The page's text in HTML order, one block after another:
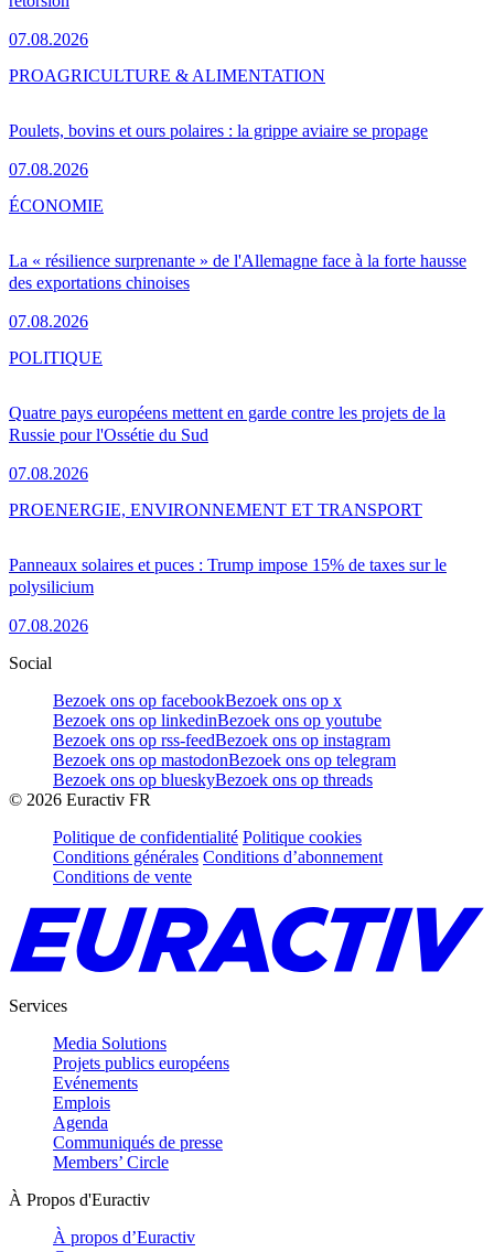
07.08.2026
Poulets, bovins et ours polaires : la grippe aviaire se propage
07.08.2026
PROAGRICULTURE & ALIMENTATION
La « résilience surprenante » de l'Allemagne face à la forte hausse
des exportations chinoises
07.08.2026
ÉCONOMIE
Quatre pays européens mettent en garde contre les projets de la
Russie pour l'Ossétie du Sud
07.08.2026
POLITIQUE
Panneaux solaires et puces : Trump impose 15% de taxes sur le
polysilicium
07.08.2026
PROENERGIE, ENVIRONNEMENT ET TRANSPORT
Social
Bezoek ons op facebookBezoek ons op x
Bezoek ons op linkedinBezoek ons op youtube
Bezoek ons op rss-feedBezoek ons op instagram
Bezoek ons op mastodonBezoek ons op telegram
Bezoek ons op blueskyBezoek ons op threads
© 2026 Euractiv FR
Politique de confidentialité Politique cookies
Conditions générales Conditions d’abonnement
Conditions de vente
Services
Media Solutions
Projets publics européens
Evénements
Emplois
Agenda
Communiqués de presse
Members’ Circle
À Propos d'Euractiv
À propos d’Euractiv